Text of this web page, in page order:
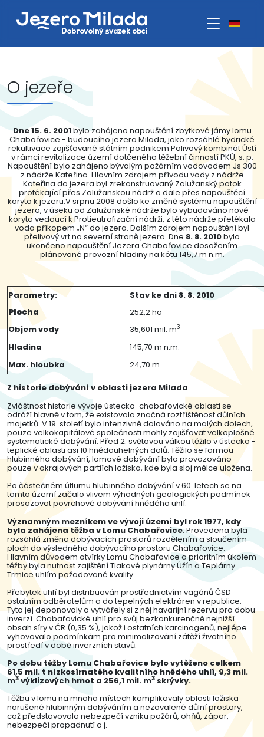
O jezeře
Dne 15. 6. 2001bylo zahájeno napouštění zbytkové jámy lomu
Chabařovice - budoucího jezera Milada, jako rozsáhlé hydrické
rekultivace zajišťované státním podnikem Palivový kombinát Ústí
v rámci revitalizace území dotčeného těžební činností PKÚ, s. p.
Napouštění bylo zahájeno bývalým požárním vodovodem Js 300
z nádrže Kateřina. Hlavním zdrojem přívodu vody z nádrže
Kateřina do jezera byl zrekonstruovaný Zalužanský potok
protékající přes Zalužanskou nádrž a dále přes napouštěcí
koryto k jezeru.V srpnu 2008 došlo ke změně systému napouštění
jezera, v úseku od Zalužanské nádrže bylo vybudováno nové
koryto vedoucí k Protieutrofizační nádrži, z této nádrže přetékala
voda příkopem „N“ do jezera. Dalším zdrojem napouštění byl
přelivový vrt na severní straně jezera. Dne 8. 8. 2010bylo
ukončeno napouštění Jezera Chabařovice dosažením
plánované provozní hladiny na kótu 145,7 m n.m.
Parametry:
Stav ke dni 8. 8. 2010
Plocha
252,2 ha
Objem vody
35,601 mil. m3
Hladina
145,70 m n.m.
Max. hloubka
24,70 m
Z historie dobývání v oblasti jezera Milada
Zvláštnost historie vývoje ústecko-chabařovické oblasti se
odráží hlavně v tom, že existovala značná roztříštěnost důlních
majetků. V 19. století bylo intenzivně dolováno na malých dolech,
pouze velkokapitálové společnosti mohly zajišťovat velkoplošné
systematické dobývání. Před 2. světovou válkou těžilo v ústecko -
teplické oblasti asi 10 hnědouhelných dolů. Těžilo se formou
hlubinného dobývání, lomové dobývání bylo provozováno
pouze v okrajových partiích ložiska, kde byla sloj mělce uložena.
Po částečném útlumu hlubinného dobývání v 60. letech se na
tomto území začalo vlivem výhodných geologických podmínek
prosazovat povrchové dobývání hnědého uhlí.
Významným mezníkem ve vývoji území byl rok 1977, kdy
byla zahájena těžba v Lomu Chabařovice. Provedena byla
rozsáhlá změna dobývacích prostorů rozdělením a sloučením
ploch do výsledného dobývacího prostoru Chabařovice.
Hlavním důvodem otvírky Lomu Chabařovice a prioritním úkolem
těžby byla nutnost zajištění Tlakové plynárny Úžín a Teplárny
Trmice uhlím požadované kvality.
Přebytek uhlí byl distribuován prostřednictvím vagónů ČSD
ostatním odběratelům a do tepelných elektráren v republice.
Tyto jej deponovaly a vytvářely si z něj havarijní rezervu pro dobu
inverzí. Chabařovické uhlí pro svůj bezkonkurenčně nejnižší
obsah síry v ČR (0,35 %), jakož i ostatních karcinogenů, nejlépe
vyhovovalo podmínkám pro minimalizování zátěží životního
prostředí v době inverzních stavů.
Po dobu těžby Lomu Chabařovice bylo vytěženo celkem
61,5 mil. t nízkosírnatého kvalitního hnědého uhlí, 9,3 mil.
m3 výklizových hmot a 256,1 mil. m3 skrývky.
Těžbu v lomu na mnoha místech komplikovaly oblasti ložiska
narušené hlubinným dobýváním a nezavalené důlní prostory,
což představovalo nebezpečí vzniku požárů, ohňů, zápar,
nebezpečí propadnutí a j.